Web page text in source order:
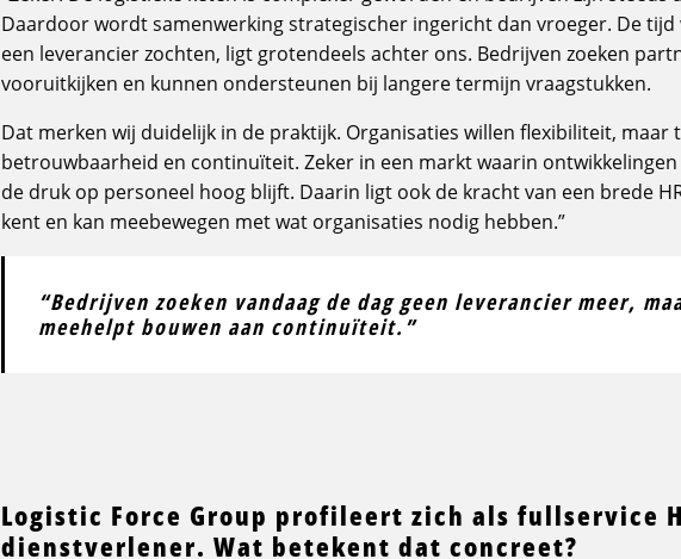
Daardoor wordt samenwerking strategischer ingericht dan vroeger. De
een leverancier zochten, ligt grotendeels achter ons. Bedrijven zoeken
vooruitkijken en kunnen ondersteunen bij langere termijn vraagstukken.
Dat merken wij duidelijk in de praktijk. Organisaties willen flexibiliteit, maar
betrouwbaarheid en continuïteit. Zeker in een markt waarin
de druk op personeel hoog blijft. Daarin ligt ook de kracht van een brede
kent en kan meebewegen met wat organisaties nodig hebben.”
“Bedrijven zoeken vandaag de dag geen leverancier meer,
meehelpt bouwen aan continuïteit.”
Logistic Force Group profileert zich als fullservice
dienstverlener. Wat betekent dat concreet?